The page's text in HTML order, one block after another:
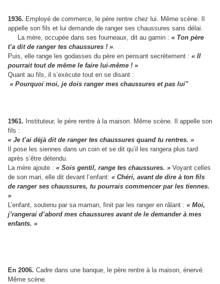
1936. Employé de commerce, le père rentre chez lui. Même scène.
appelle son fils et lui demande de ranger ses chaussures sans délai.
La mère, occupée dans ses fourneaux, dit au gamin : « Ton père
t’a dit de ranger tes chaussures ! ».
Puis, elle range les godasses du père en pensant secrètement : « Il
pourrait tout de même le faire lui-même ! »
Quant au fils, il s’exécute tout en se disant :
« Pourquoi moi, je dois ranger mes chaussures et pas lui"
1961. Instituteur, le père rentre à la maison. Même scène. Il appelle son
fils :
« Je t’ai déjà dit de ranger tes chaussures quand tu rentres. »
Il pose les siennes dans un coin et se dit qu’il les rangera plus tard
après s’être détendu.
La mère ajoute : « Sois gentil, range tes chaussures. » Voyant celles
de son mari, elle dit devant l’enfant: « Chéri, avant de dire à ton fils
de ranger ses chaussures, tu pourrais commencerpar les tiennes.
»
L’enfant, soutenu par sa maman, finit par les ranger en râlant : « Moi,
j’rangerai d’abord mes chaussures avantde le demander à mes
enfants. »
En 2006. Cadre dans une banque, le père rentre à la maison, énervé.
Même scène.